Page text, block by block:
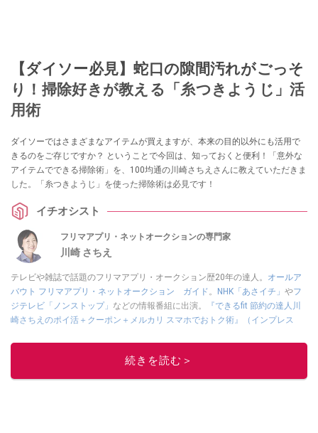
【ダイソー必見】蛇口の隙間汚れがごっそ
り！掃除好きが教える「糸つきようじ」活
用術
ダイソーではさまざまなアイテムが買えますが、本来の目的以外にも活用で
きるのをご存じですか？ ということで今回は、知っておくと便利！「意外な
アイテムでできる掃除術」を、100均通の川崎さちえさんに教えていただきま
した。「糸つきようじ」を使った掃除術は必見です！
イチオシスト
フリマアプリ・ネットオークションの専門家
川崎 さちえ
テレビや雑誌で話題のフリマアプリ・オークション歴20年の達人。 オールア
バウト フリマアプリ・ネットオークション ガイド。 NHK「あさイチ」 やフ
ジテレビ「ノンストップ」 などの情報番組に出演。
『できるfit 節約の達人川
崎さちえのポイ活＋クーポン＋メルカリ スマホでおトク術』（インプレス
的に稼ぐ！』（翔泳社刊）
■経歴：2003年、夫が子育てをするために、突然会社を辞める。翌月からの
続きを読む＞